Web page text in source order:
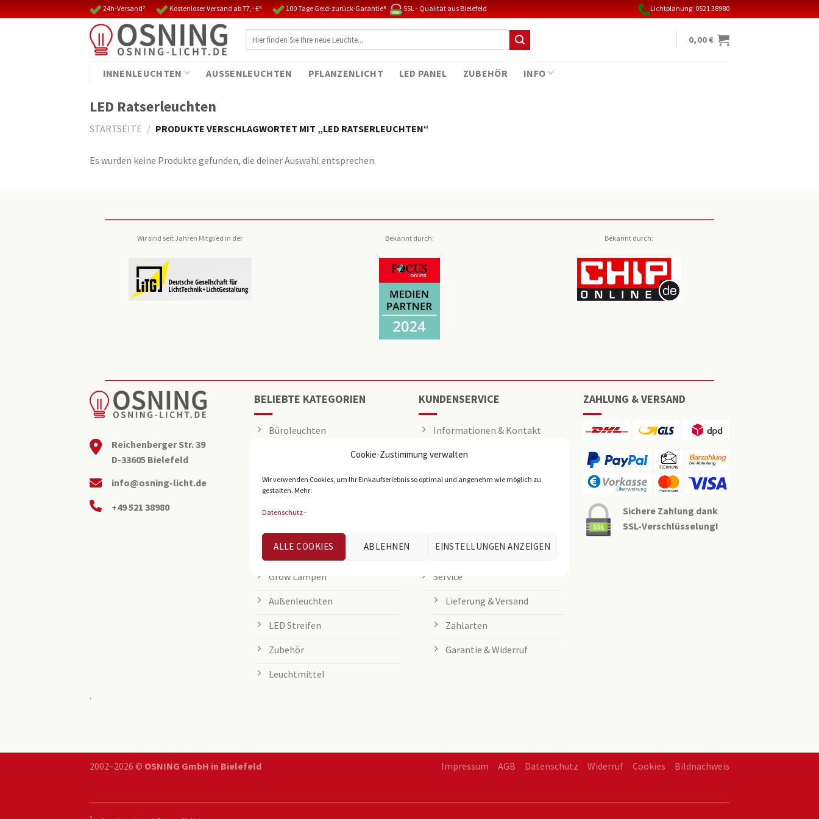
Cookie-Zustimmung verwalten
Wir verwenden Cookies, um Ihr Einkaufserlebnis so optimal und angenehm wie möglich zu
gestalten. Mehr:
Datenschutz-
ALLE COOKIES ABLEHNEN EINSTELLUNGEN ANZEIGEN
Skip
to
24h-Versand⁷ Kostenloser Versand ab 77,- €⁵ 100 Tage Geld-zurück-Garantie⁸ SSL - Qualität aus Bielefeld Lichtplanung: 0521 38980
Suche
0,00€
INNENLEUCHTEN AUSSENLEUCHTEN PFLANZENLICHT LED PANEL ZUBEHÖR INFO
LED Ratserleuchten
STARTSEITE / PRODUKTE VERSCHLAGWORTET MIT „LED RATSERLEUCHTEN“
Es wurden keine Produkte gefunden, die deiner Auswahl entsprechen.
Wir sind seit Jahren Mitglied in der Bekannt durch: Bekannt durch:
Reichenberger Str. 39
D-33605 Bielefeld
info@osning-licht.de
+49 521 38980
BELIEBTE KATEGORIEN
Büroleuchten
Rasterleuchten
Tischleuchten
Grow Lampen
Außenleuchten
LED Streifen
Zubehör
Leuchtmittel
KUNDENSERVICE
Informationen & Kontakt
Angebot anfragen
Über uns
Entsorgung von Batterien
Service
Lieferung & Versand
Zahlarten
Garantie & Widerruf
ZAHLUNG & VERSAND
Sichere Zahlung dank
SSL-Verschlüsselung!
.
2002–2026 © OSNING GmbH in Bielefeld Impressum AGB Datenschutz Widerruf Cookies Bildnachweis